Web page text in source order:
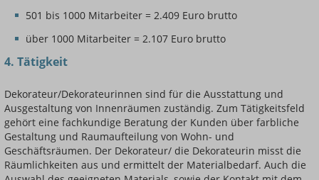
501 bis 1000 Mitarbeiter = 2.409 Euro brutto
über 1000 Mitarbeiter = 2.107 Euro brutto
4. Tätigkeit
Dekorateur/Dekorateurinnen sind für die Ausstattung und
Ausgestaltung von Innenräumen zuständig. Zum Tätigkeitsfeld
gehört eine fachkundige Beratung der Kunden über farbliche
Gestaltung und Raumaufteilung von Wohn- und
Geschäftsräumen. Der Dekorateur/ die Dekorateurin misst die
Räumlichkeiten aus und ermittelt der Materialbedarf. Auch die